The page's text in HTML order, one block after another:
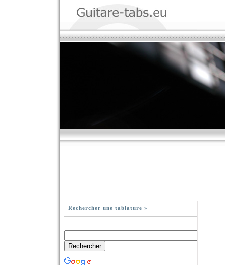
Rechercher une tablature »